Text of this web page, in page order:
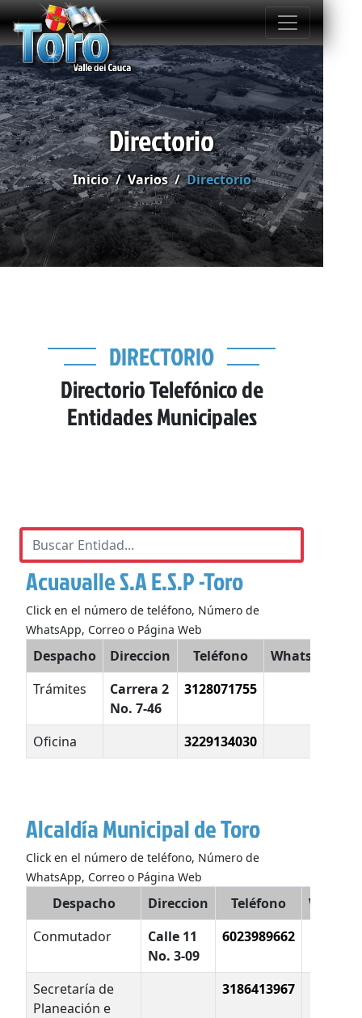
Directorio
Inicio Varios Directorio
DIRECTORIO
Directorio Telefónico de
Entidades Municipales
Acuavalle S.A E.S.P -Toro
Click en el número de teléfono, Número de
WhatsApp, Correo o Página Web
Despacho Direccion Teléfono
WhatsApp
Trámites
Carrera 2
No. 7-46
3128071755
Oficina 3229134030
Alcaldía Municipal de Toro
Click en el número de teléfono, Número de
WhatsApp, Correo o Página Web
Despacho Direccion Teléfono
Conmutador
Calle 11
No. 3-09
6023989662
Secretaría de
Planeación e
3186413967